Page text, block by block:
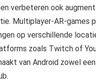
verbeteren ook
Multiplayer-AR-games
op verschillende
zoals Twitch of
van Android zowel